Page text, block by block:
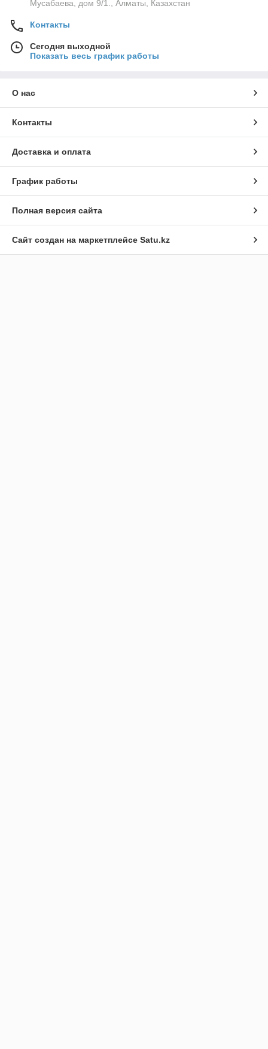
Мусабаева, дом 9/1., Алматы, Казахстан
Контакты
Сегодня выходной
Показать весь график работы
О нас
Контакты
Доставка и оплата
График работы
Полная версия сайта
Сайт создан на маркетплейсе Satu.kz